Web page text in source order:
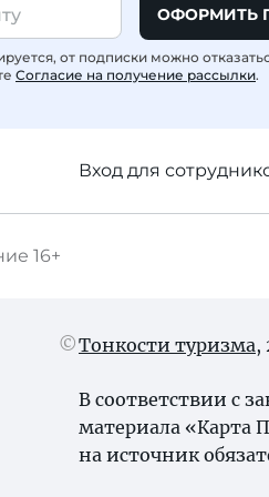
ОФОРМИТЬ
от подписки можно
Согласие на получение рассылки.
Вход для
16+
Тонкости туризма,
В соответствии с
материала «Карта
на источник